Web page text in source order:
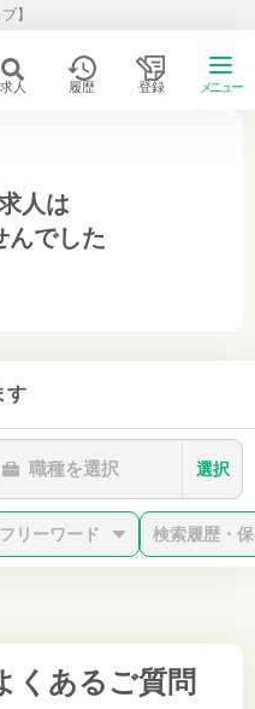
】
求人 履歴 登録 メニュー
人は
んでした
す
職種を選択 選択
フリーワード 検索履歴・
くあるご質問